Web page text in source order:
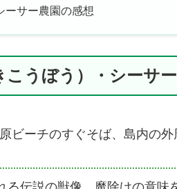
ーサー農園の感想
うぼう）・シーサ
ビーチのすぐそば、島内の外